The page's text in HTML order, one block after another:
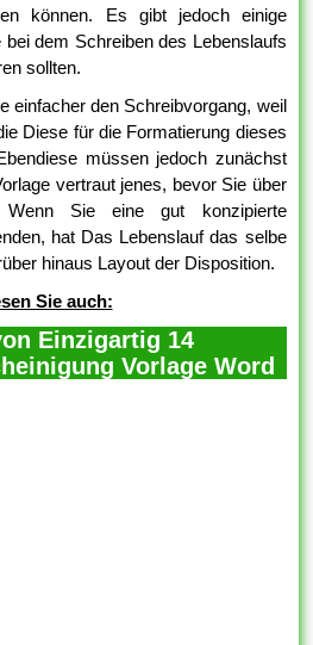
können. Es gibt jedoch einige
dem Schreiben des Lebenslaufs
sollten.
einfacher den Schreibvorgang, weil
Diese für die Formatierung dieses
müssen jedoch zunächst
vertraut jenes, bevor Sie über
Sie eine gut konzipierte
hat Das Lebenslauf das selbe
hinaus Layout der Disposition.
Sie auch:
Einzigartig 14
Vorlage Word